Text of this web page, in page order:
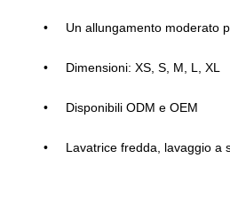
Un allungamento moderato
Dimensioni: XS, S, M, L, XL
Disponibili ODM e OEM
Lavatrice fredda, lavaggio a